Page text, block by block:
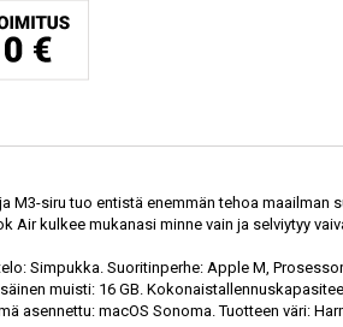
M3-siru tuo entistä enemmän tehoa maailman
Air kulkee mukanasi minne vain ja selviytyy
Simpukka. Suoritinperhe: Apple M,
muisti: 16 GB.
asennettu: macOS Sonoma. Tuotteen väri: